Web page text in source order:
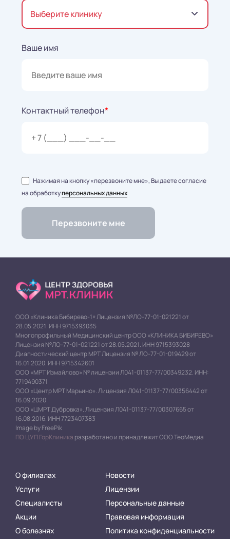
Выберите клинику
Ваше имя
Контактный телефон*
Нажимая на кнопку «перезвоните мне», Вы даете согласие
на обработкуперсональных данных
ООО «Клиника Бибирево-1» Лицензия №ЛО-77-01-021221 от
28.05.2021. ИНН 9715393035
Многопрофильный Медицинский центр ООО «КЛИНИКА БИБИРЕВО»
Лицензия №ЛО-77-01-021221 от 28.05.2021. ИНН 9715393028
Диагностический центр МРТ Лицензия № ЛО-77-01-019429 от
16.01.2020. ИНН 9715342601
ООО «МРТ Измайлово» № лицензии Л041-01137-77/00349232. ИНН:
7719490371
ООО «Центр МРТ Марьино». Лицензия Л041-01137-77/00356442 от
16.09.2020
ООО «ЦМРТ Дубровка». Лицензия Л041-01137-77/00307665 от
16.08.2016. ИНН 7723407383
Image by FreePik
ПО ЦУП ГорКлиника разработано и принадлежит ООО ТеоМедиа
О филиалах
Услуги
Специалисты
Акции
О болезнях
Новости
Лицензии
Персональные данные
Правовая информация
Политика конфиденциальности